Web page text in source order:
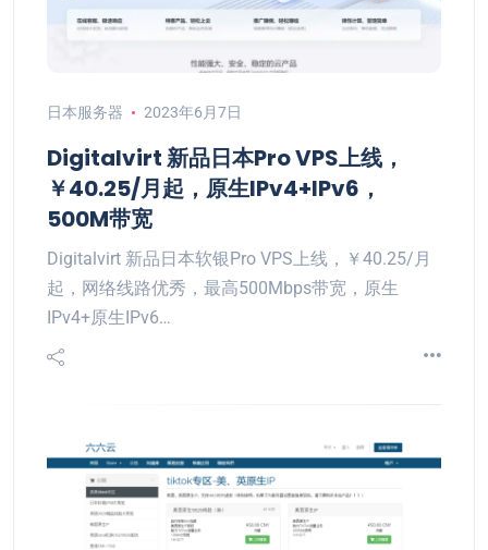
日本服务器 2023年6月7日
Digitalvirt 新品日本Pro VPS上线，
￥40.25/月起，原生IPv4+IPv6，
500M带宽
Digitalvirt 新品日本软银Pro VPS上线，￥40.25/月
起，网络线路优秀，最高500Mbps带宽，原生
IPv4+原生IPv6…